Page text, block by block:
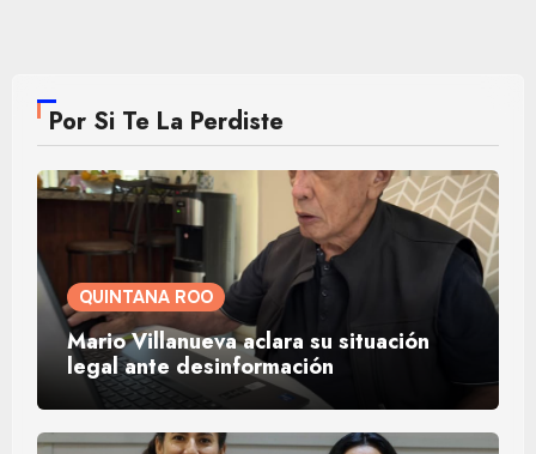
Por Si Te La Perdiste
QUINTANA ROO
Mario Villanueva aclara su situación
legal ante desinformación